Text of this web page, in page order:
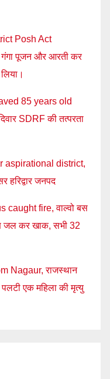
Posh Act
गंगा पूजन और आरती कर
85 years old
SDRF की तत्परता
aspirational district,
हरिद्वार जनपद
caught fire, वाल्वो बस
जल कर खाक, सभी 32
Nagaur, राजस्थान
पलटी एक महिला की मृत्यु